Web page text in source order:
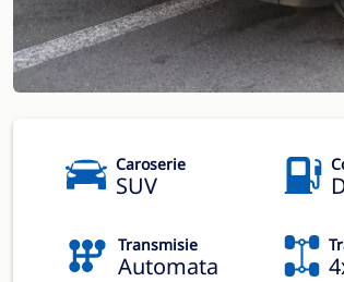
Caroserie
SUV
Transmisie
Automata